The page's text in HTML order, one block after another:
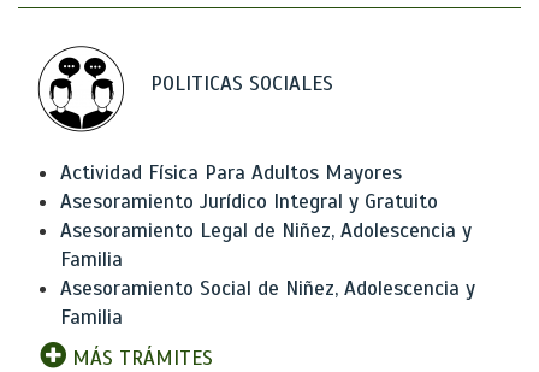
POLITICAS SOCIALES
Actividad Física Para Adultos Mayores
Asesoramiento Jurídico Integral y Gratuito
Asesoramiento Legal de Niñez, Adolescencia y
Familia
Asesoramiento Social de Niñez, Adolescencia y
Familia
MÁS TRÁMITES